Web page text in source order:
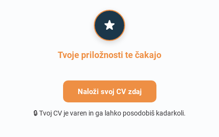
Tvoje priložnosti te čakajo
Naloži svoj CV zdaj
🔒 Tvoj CV je varen in ga lahko posodobiš kadarkoli.